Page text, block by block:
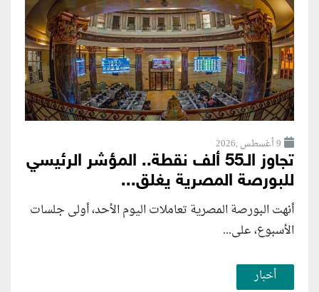
9 أغسطس ,2026
تجاوز الـ55 ألف نقطة.. المؤشر الرئيسي
للبورصة المصرية يغلق...
أنهت البورصة المصرية تعاملات اليوم الأحد، أولى جلسات
الأسبوع، على...
أخبار